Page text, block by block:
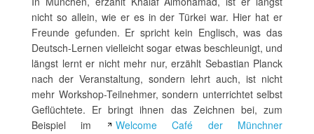
nicht so allein, wie er es in der Türkei war. Hier hat er
Freunde gefunden. Er spricht kein Englisch, was das
Deutsch-Lernen vielleicht sogar etwas beschleunigt, und
längst lernt er nicht mehr nur, erzählt Sebastian Planck
nach der Veranstaltung, sondern lehrt auch, ist nicht
mehr Workshop-Teilnehmer, sondern unterrichtet selbst
Geflüchtete. Er bringt ihnen das Zeichnen bei, zum
Beispiel im
Welcome Café der Münchner